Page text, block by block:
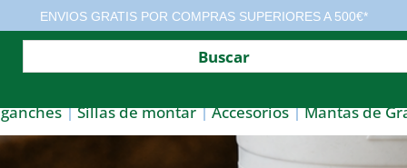
ENVIOS GRATIS POR COMPRAS SUPERIORES A 500€*
Sillas de montar Accesorios Mantas de